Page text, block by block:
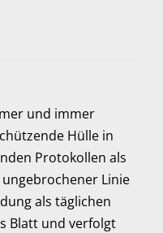
und immer
Hülle in
Protokollen als
Linie
als täglichen
Blatt und verfolgt